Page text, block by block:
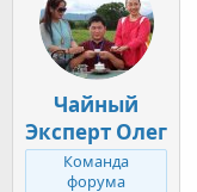
Чайный
Эксперт Олег
Команда
форума